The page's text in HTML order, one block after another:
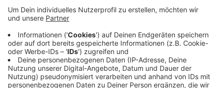
Der Mann und die Frau waren nur einen Tag vorher auf
der Hindenburgstraße von einem Ladendetektiv dabei
beobachtet worden, wie sie Kleidungsstücke stehlen
wollten. Der Detektiv hielt die beiden fest, bis die
Polizei kam. Diese stellte zwei Kleidungsstücke und